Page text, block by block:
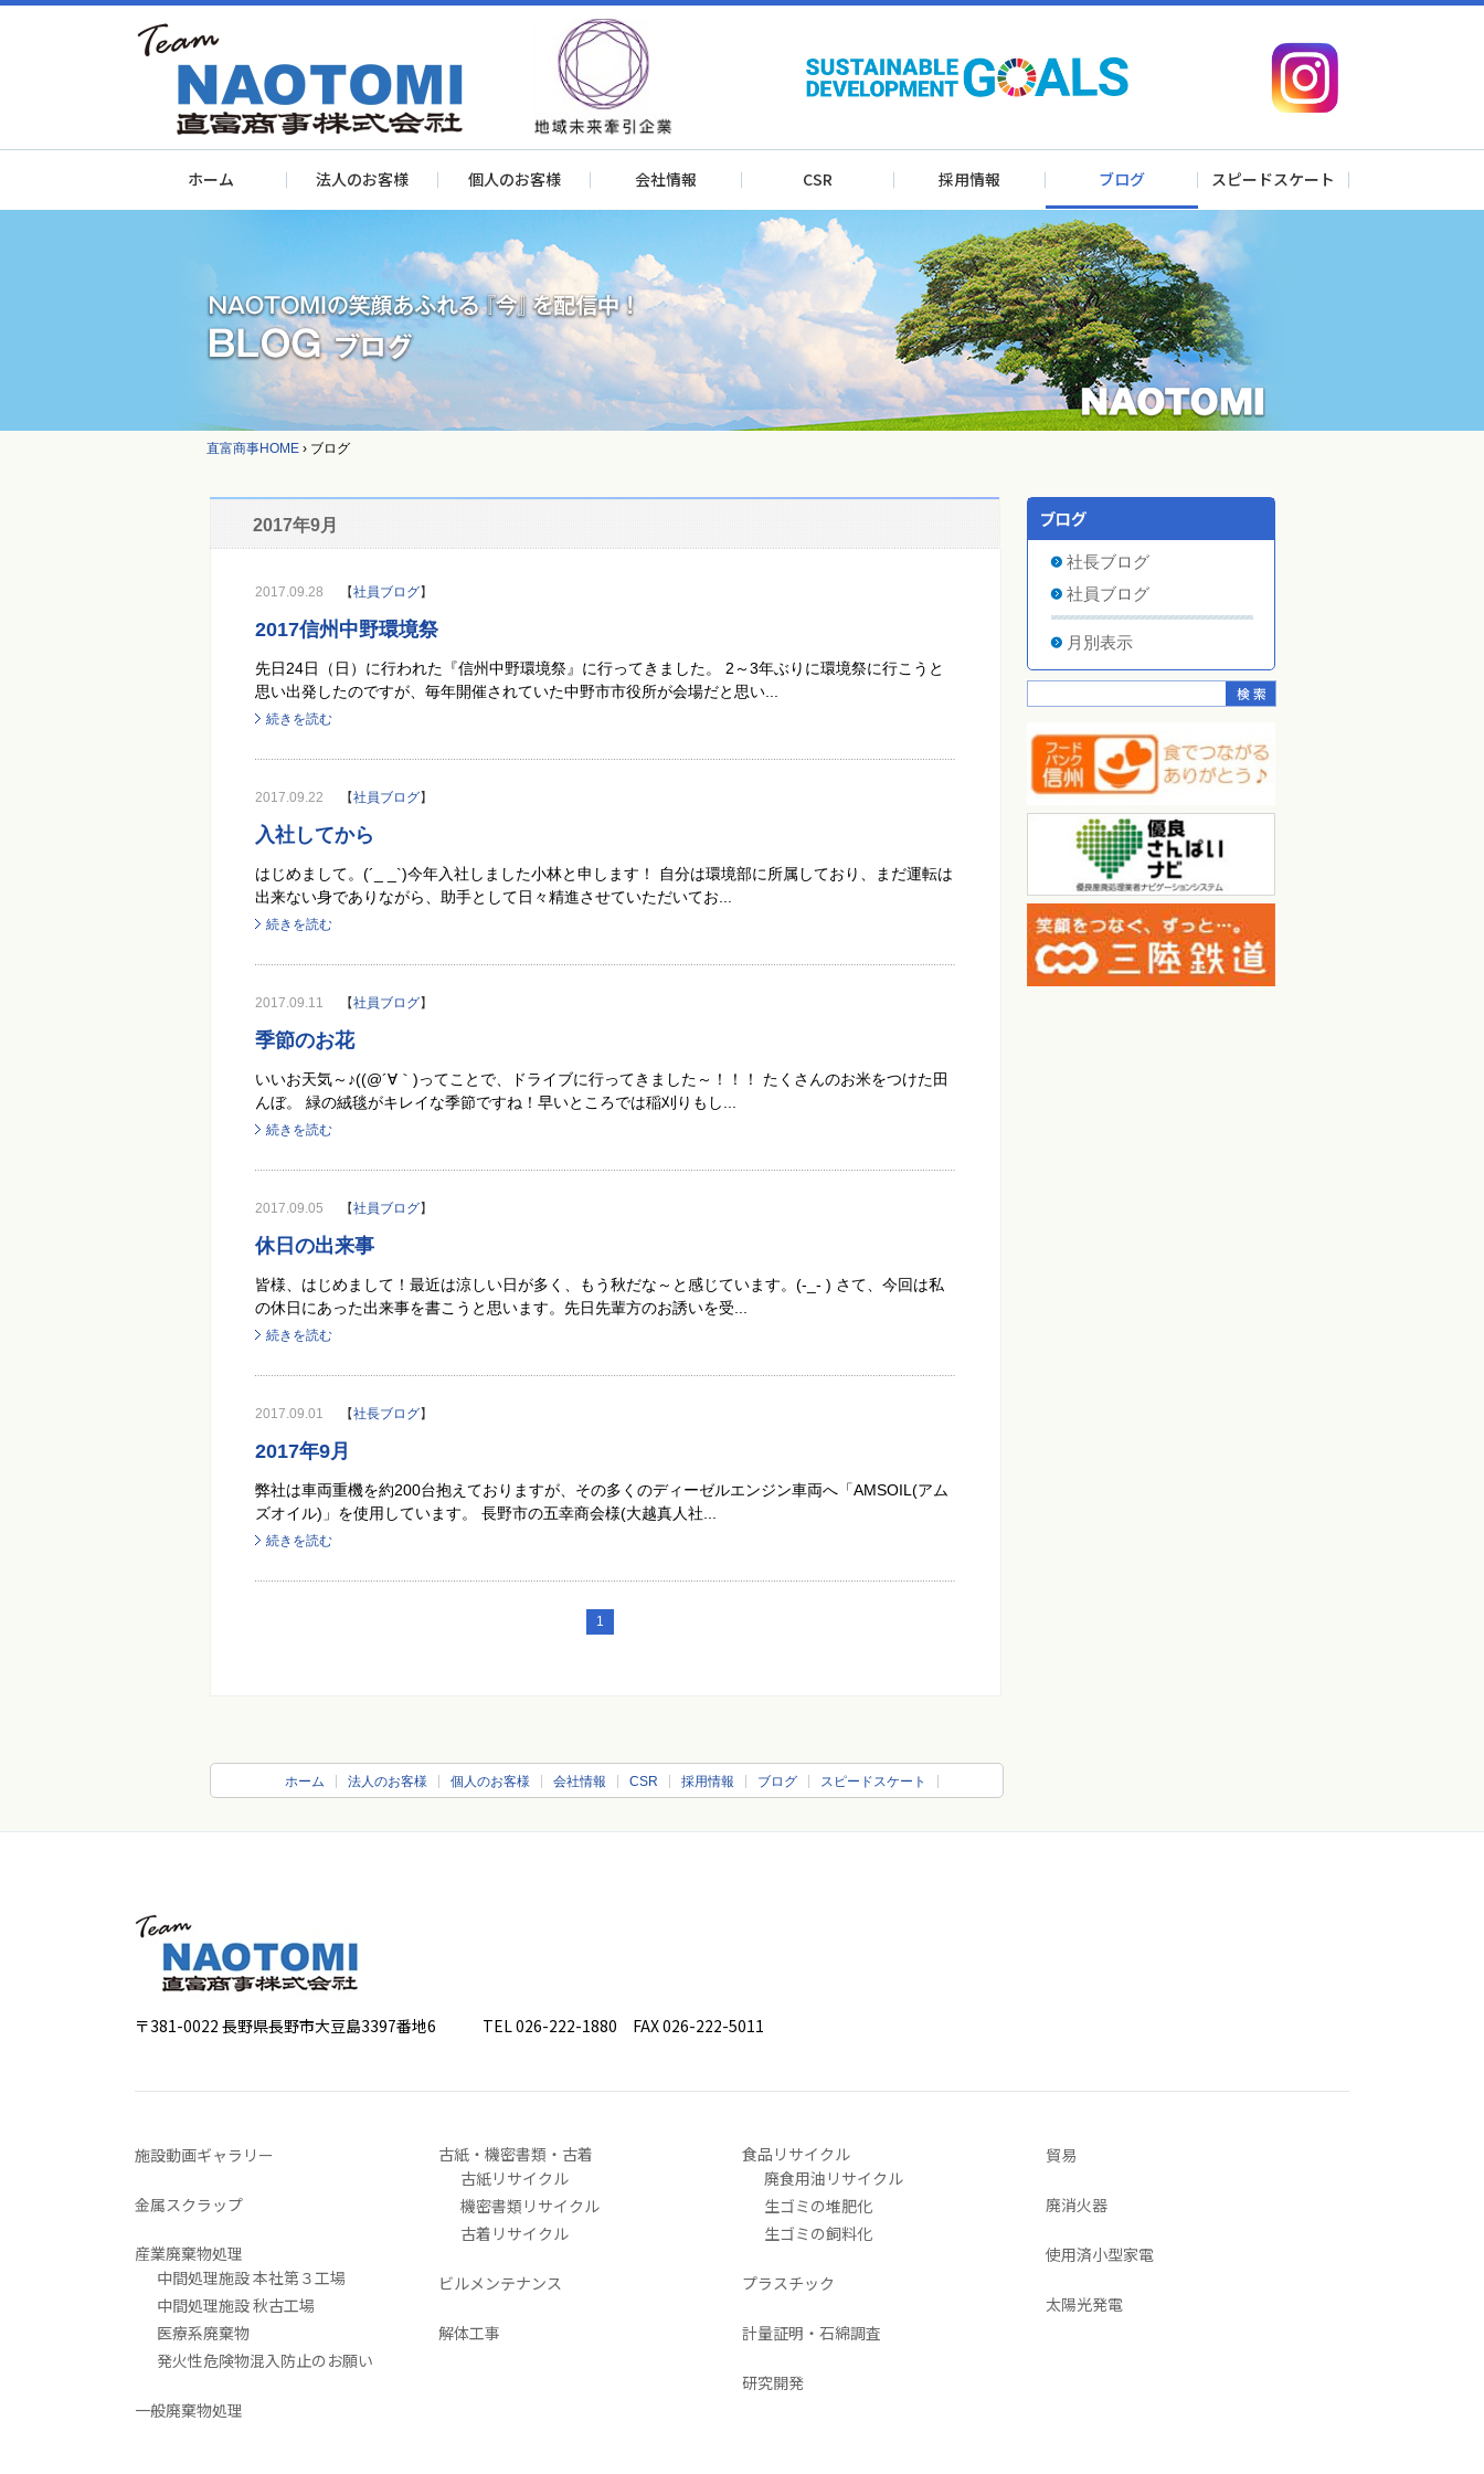
ホーム 法人のお客様 個人のお客様 会社情報 CSR 採用情報 ブログ スピードスケート
直富商事HOME › ブログ
2017年9月
2017.09.28 【社員ブログ】
2017信州中野環境祭
先日24日（日）に行われた『信州中野環境祭』に行ってきました。 2～3年ぶりに環境祭に行こうと
思い出発したのですが、毎年開催されていた中野市市役所が会場だと思い...
続きを読む
2017.09.22 【社員ブログ】
入社してから
はじめまして。(´_ _`)今年入社しました小林と申します！ 自分は環境部に所属しており、まだ運転は
出来ない身でありながら、助手として日々精進させていただいてお...
続きを読む
2017.09.11 【社員ブログ】
季節のお花
いいお天気～♪((@´∀｀)ってことで、ドライブに行ってきました～！！！ たくさんのお米をつけた田
んぼ。 緑の絨毯がキレイな季節ですね！早いところでは稲刈りもし...
続きを読む
2017.09.05 【社員ブログ】
休日の出来事
皆様、はじめまして！最近は涼しい日が多く、もう秋だな～と感じています。(-_- ) さて、今回は私
の休日にあった出来事を書こうと思います。先日先輩方のお誘いを受...
続きを読む
2017.09.01 【社長ブログ】
2017年9月
弊社は車両重機を約200台抱えておりますが、その多くのディーゼルエンジン車両へ「AMSOIL(アム
ズオイル)」を使用しています。 長野市の五幸商会様(大越真人社...
続きを読む
1
社長ブログ
社員ブログ
月別表示
ホーム 法人のお客様 個人のお客様 会社情報 CSR 採用情報 ブログ スピードスケート
〒381-0022 長野県長野市大豆島3397番地6 TEL 026-222-1880 FAX 026-222-5011
施設動画ギャラリー
金属スクラップ
産業廃棄物処理
中間処理施設 本社第３工場
中間処理施設 秋古工場
医療系廃棄物
発火性危険物混入防止のお願い
一般廃棄物処理
古紙・機密書類・古着
古紙リサイクル
機密書類リサイクル
古着リサイクル
ビルメンテナンス
解体工事
食品リサイクル
廃食用油リサイクル
生ゴミの堆肥化
生ゴミの飼料化
プラスチック
計量証明・石綿調査
研究開発
貿易
廃消火器
使用済小型家電
太陽光発電